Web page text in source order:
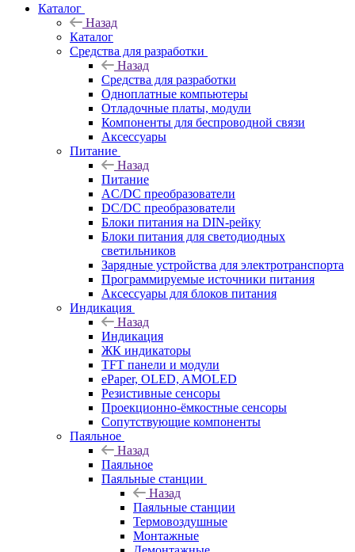
Каталог
Назад
Каталог
Средства для разработки
Назад
Средства для разработки
Одноплатные компьютеры
Отладочные платы, модули
Компоненты для беспроводной связи
Аксессуары
Питание
Назад
Питание
AC/DC преобразователи
DC/DC преобразователи
Блоки питания на DIN-рейку
Блоки питания для светодиодных
светильников
Зарядные устройства для электротранспорта
Программируемые источники питания
Аксессуары для блоков питания
Индикация
Назад
Индикация
ЖК индикаторы
TFT панели и модули
ePaper, OLED, AMOLED
Резистивные сенсоры
Проекционно-ёмкостные сенсоры
Сопутствующие компоненты
Паяльное
Назад
Паяльное
Паяльные станции
Назад
Паяльные станции
Термовоздушные
Монтажные